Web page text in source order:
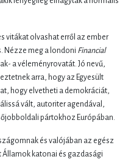
vitákat olvashat erről az ember
Nézze meg a londoni Financial
a véleményrovatát. Jó nevű,
arra, hogy az Egyesült
hogy elvetheti a demokráciát,
vált, autoriter agendával,
pártokhoz Európában.
és valójában az egész
Államok katonai és gazdasági